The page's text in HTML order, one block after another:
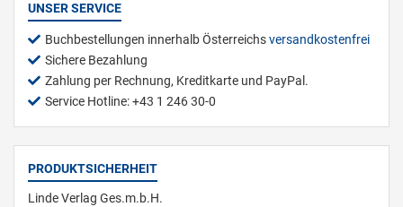
UNSER SERVICE
Buchbestellungen innerhalb Österreichsversandkostenfrei
Sichere Bezahlung
Zahlung per Rechnung, Kreditkarte und PayPal.
Service Hotline: +43 1 246 30-0
PRODUKTSICHERHEIT
Linde Verlag Ges.m.b.H.